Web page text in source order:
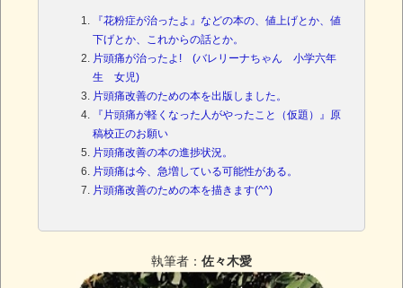
『花粉症が治ったよ』などの本の、値上げとか、値
下げとか、これからの話とか。
片頭痛が治ったよ! (バレリーナちゃん 小学六年
生 女児)
片頭痛改善のための本を出版しました。
『片頭痛が軽くなった人がやったこと（仮題）』原
稿校正のお願い
片頭痛改善の本の進捗状況。
片頭痛は今、急増している可能性がある。
片頭痛改善のための本を描きます(^^)
執筆者： 佐々木愛